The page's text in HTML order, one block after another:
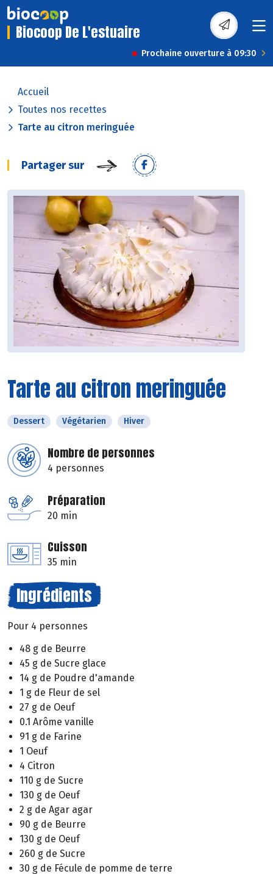
Biocoop De L'estuaire
Prochaine ouverture à 09:30
Accueil
Toutes nos recettes
Tarte au citron meringuée
Partager sur
Tarte au citron meringuée
Dessert Végétarien Hiver
Nombre de personnes
4 personnes
Préparation
20 min
Cuisson
35 min
Ingrédients
Pour 4 personnes
48 g de Beurre
45 g de Sucre glace
14 g de Poudre d'amande
1 g de Fleur de sel
27 g de Oeuf
0.1 Arôme vanille
91 g de Farine
1 Oeuf
4 Citron
110 g de Sucre
130 g de Oeuf
2 g de Agar agar
90 g de Beurre
130 g de Oeuf
260 g de Sucre
30 g de Fécule de pomme de terre